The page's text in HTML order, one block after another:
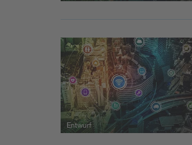
Entwurf